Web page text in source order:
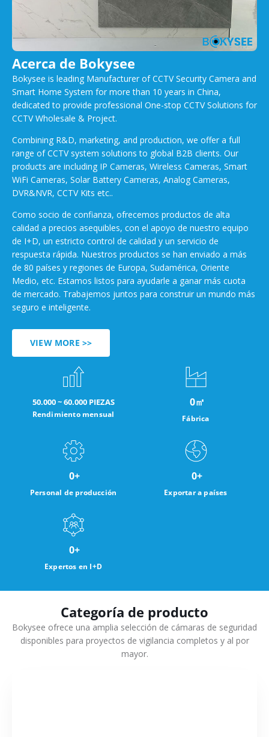
Acerca de Bokysee
Bokysee is leading Manufacturer of CCTV Security Camera and
Smart Home System for more than 10 years in China,
dedicated to provide professional One-stop CCTV Solutions for
CCTV Wholesale & Project.
Combining R&D, marketing, and production, we offer a full
range of CCTV system solutions to global B2B clients. Our
products are including IP Cameras, Wireless Cameras, Smart
WiFi Cameras, Solar Battery Cameras, Analog Cameras,
DVR&NVR, CCTV Kits etc..
Como socio de confianza, ofrecemos productos de alta
calidad a precios asequibles, con el apoyo de nuestro equipo
de I+D, un estricto control de calidad y un servicio de
respuesta rápida. Nuestros productos se han enviado a más
de 80 países y regiones de Europa, Sudamérica, Oriente
Medio, etc. Estamos listos para ayudarle a ganar más cuota
de mercado. Trabajemos juntos para construir un mundo más
seguro e inteligente.
VIEW MORE >>
50.000 ~ 60.000 PIEZAS
Rendimiento mensual Fábrica
0㎡
Personal de producción
0+
Exportar a países
0+
Expertos en I+D
0+
Categoría de producto
Bokysee ofrece una amplia selección de cámaras de seguridad
disponibles para proyectos de vigilancia completos y al por
mayor.